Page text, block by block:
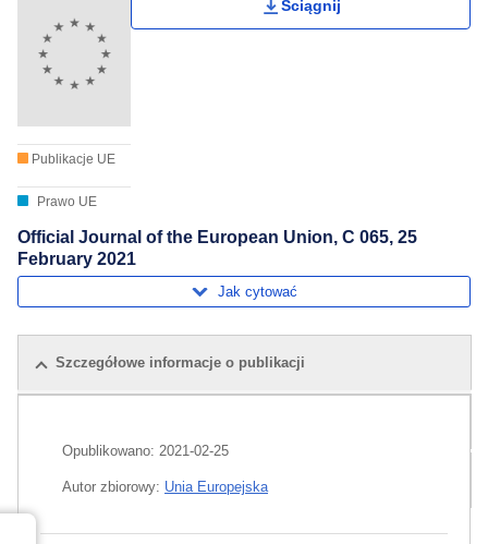
Publikacje UE
Prawo UE
Ściągnij
Official Journal of the European Union, C 065, 25
February 2021
Jak cytować
Szczegółowe informacje o publikacji
Pakiet
Opublikowano: 2021-02-25
Autor zbiorowy: Unia Europejska